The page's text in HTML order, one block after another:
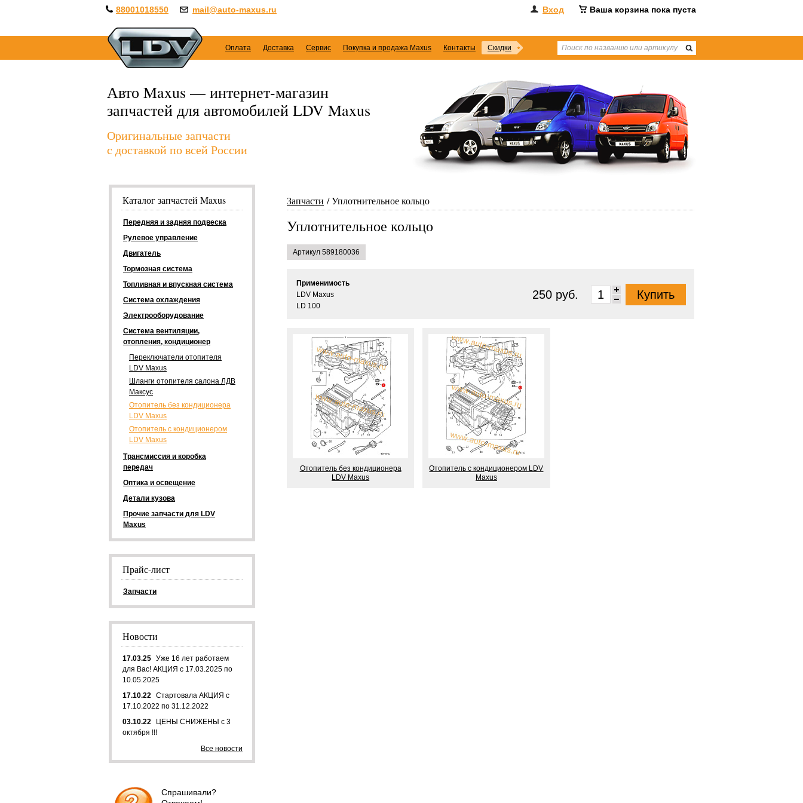
88001018550 mail@auto-maxus.ru Вход Ваша корзина пока пуста
Оплата Доставка Сервис Покупка и продажа Maxus Контакты Скидки
Авто Maxus — интернет-магазин
запчастей для автомобилей LDV Maxus
Оригинальные запчасти
с доставкой по всей России
Запчасти Уплотнительное кольцо
Уплотнительное кольцо
Артикул 589180036
Применимость
LDV Maxus
LD 100
250 руб.
Отопитель без кондиционера
LDV Maxus
Отопитель с кондиционером LDV
Maxus
Каталог запчастей Maxus
Передняя и задняя подвеска
Рулевое управление
Двигатель
Тормозная система
Топливная и впускная система
Система охлаждения
Электрооборудование
Система вентиляции,
отопления, кондиционер
Переключатели отопителя
LDV Maxus
Шланги отопителя салона ЛДВ
Максус
Отопитель без кондиционера
LDV Maxus
Отопитель с кондиционером
LDV Maxus
Трансмиссия и коробка
передач
Оптика и освещение
Детали кузова
Прочие запчасти для LDV
Maxus
Прайс-лист
Запчасти
Новости
17.03.25 Уже 16 лет работаем
для Вас! АКЦИЯ с 17.03.2025 по
10.05.2025
17.10.22 Стартовала АКЦИЯ с
17.10.2022 по 31.12.2022
03.10.22
ЦЕНЫ СНИЖЕНЫ с 3
октября !!!
Все новости
Спрашивали?